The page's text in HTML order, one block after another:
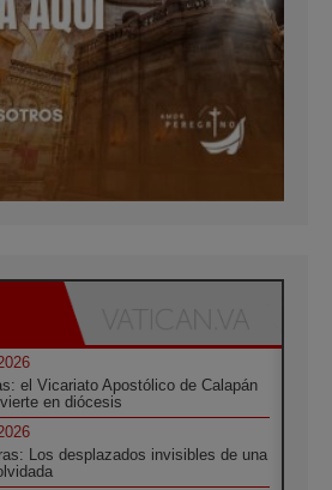
el Vicariato Apostólico de Calapán
en diócesis
Los desplazados invisibles de una